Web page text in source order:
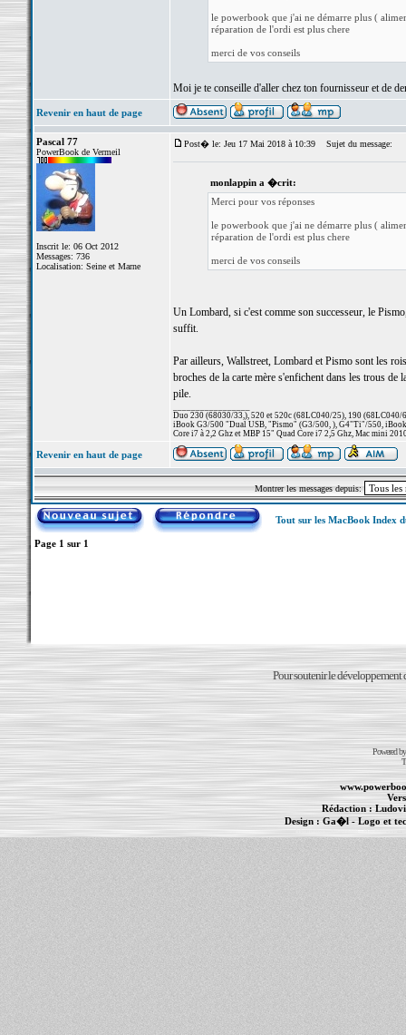
le powerbook que j'ai ne démarre plus (
réparation de l'ordi est plus chere
merci de vos conseils
Moi je te conseille d'aller chez ton fournisseur et de
Revenir en haut de page
Pascal 77
PowerBook de Vermeil
Inscrit le: 06 Oct 2012
Messages: 736
Localisation: Seine et Marne
Post� le: Jeu 17 Mai 2018 à 10:39 Sujet du message:
monlappin a �crit:
Merci pour vos réponses
le powerbook que j'ai ne démarre plus (
réparation de l'ordi est plus chere
merci de vos conseils
Un Lombard, si c'est comme son successeur, le
suffit.
Par ailleurs, Wallstreet, Lombard et Pismo sont les
broches de la carte mère s'enfichent dans les trous
pile.
Duo 230 (68030/33,), 520 et 520c (68LC040/25), 190 (68LC040/
iBook G3/500 "Dual USB, "Pismo" (G3/500, ), G4"Ti"/550,
Core i7 à 2,2 Ghz et MBP 15" Quad Core i7 2,5 Ghz, Mac mini
Revenir en haut de page
Montrer les messages depuis:
Tout sur les MacBook Index
Page 1 sur 1
Pour soutenir le développement
Powered
Rédaction :
Design :Ga�l - Logo et
PowerBook - MacBook Pro